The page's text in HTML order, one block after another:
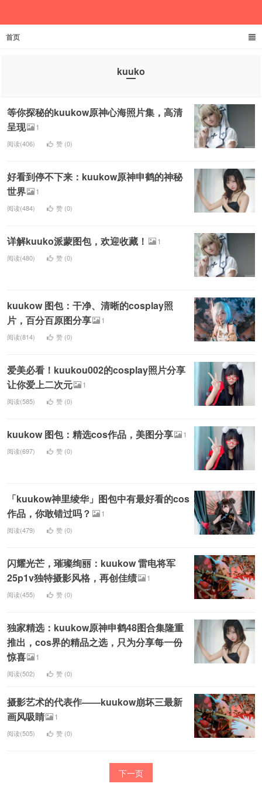
首页
kuuko
等你探秘的kuukow原神心海照片集，高清
呈现
1
阅读(406) 赞 (0)
好看到停不下来：kuukow原神申鹤的神秘
世界
1
阅读(484) 赞 (0)
详解kuuko派蒙图包，欢迎收藏！ 1
阅读(480) 赞 (0)
kuukow 图包：干净、清晰的cosplay照
片，百分百原图分享
1
阅读(814) 赞 (0)
爱美必看！kuukou002的cosplay照片分享
让你爱上二次元
1
阅读(585) 赞 (0)
kuukow 图包：精选cos作品，美图分享 1
阅读(697) 赞 (0)
「kuukow神里绫华」图包中有最好看的cos
作品，你敢错过吗？
1
阅读(479) 赞 (0)
闪耀光芒，璀璨绚丽：kuukow 雷电将军
25p1v独特摄影风格，再创佳绩
1
阅读(455) 赞 (0)
独家精选：kuukow原神申鹤48图合集隆重
推出，cos界的精品之选，只为分享每一份
惊喜
1
阅读(502) 赞 (0)
摄影艺术的代表作——kuukow崩坏三最新
画风吸睛
1
阅读(505) 赞 (0)
下一页